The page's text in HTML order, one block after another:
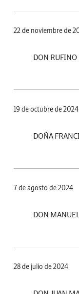
22 de noviembre de
DON RUFINO
19 de octubre de 2024
DOÑA
7 de agosto de 2024
DON
28 de julio de 2024